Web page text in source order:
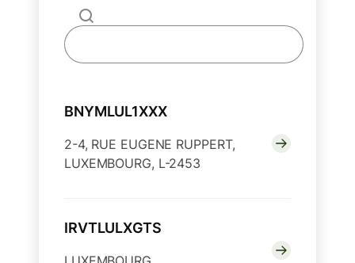
BNYMLUL1XXX
2-4, RUE EUGENE RUPPERT,
LUXEMBOURG, L-2453
IRVTLULXGTS